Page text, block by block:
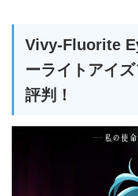
Vivy-Fluorite
ーライトアイ
評判！